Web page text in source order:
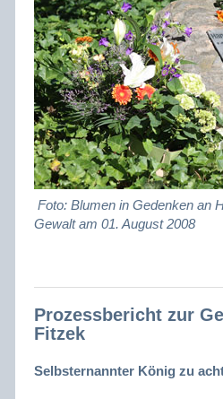
Foto: Blumen in Gedenken an
Gewalt am 01. August 2008
Prozessbericht zur
Fitzek
Selbsternannter König zu